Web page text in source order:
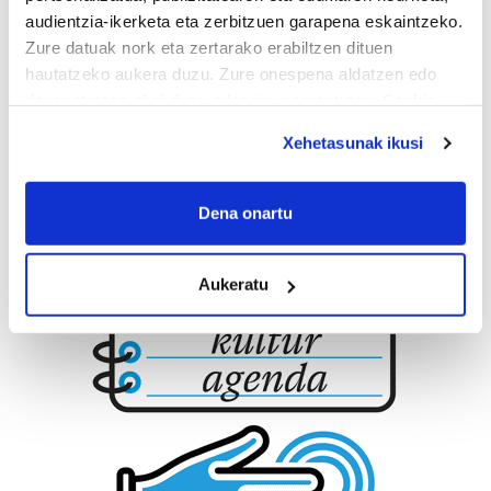
audientzia-ikerketa eta zerbitzuen garapena eskaintzeko.
Zure datuak nork eta zertarako erabiltzen dituen
hautatzeko aukera duzu. Zure onespena aldatzen edo
If you allow, we would also like to:
Collect information about your geographical
Identify your device by actively scanning it for
specific characteristics (fingerprinting)
Find out more about how your personal data is processed
and set your preferences in thedetails section
Guk eta gure bazkideek zure datu pertsonalak
prozesatzen ditugu, zure IP zenbakia, besteak beste,
teknologia erabiliz, cookieak adibidez, iragarki eta eduki
Xehetasunak ikusi
Dena onartu
Aukeratu